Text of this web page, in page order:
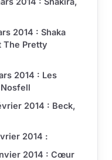
2014 : Shaka
The Pretty
2014 : Les
2014 : Beck,
2014 :
2014 : Cœur